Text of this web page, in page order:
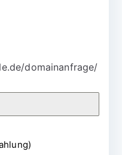
domainanfrage/